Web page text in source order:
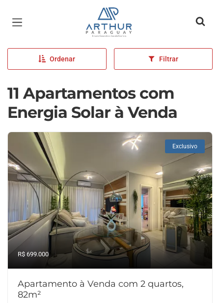
Página inicial
Ordenar Filtrar
11 Apartamentos com
Energia Solar à Venda
Exclusivo
R$ 699.000
Apartamento à Venda com 2 quartos,
82m²